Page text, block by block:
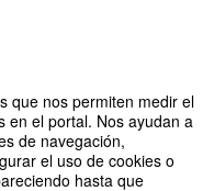
que nos permiten medir el
en el portal. Nos ayudan a
de navegación,
el uso de cookies o
hasta que
ambiental. De los